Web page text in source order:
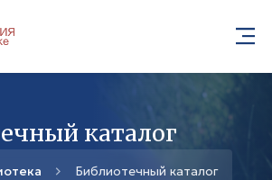
каталог
Библиотечный каталог